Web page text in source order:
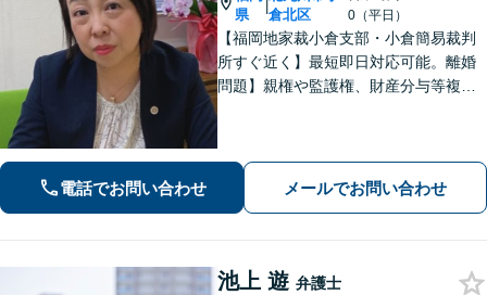
県
倉北区
0（平日）
【福岡地家裁小倉支部・小倉簡易裁判
所すぐ近く】最短即日対応可能。離婚
問題】親権や監護権、財産分与等複雑
力と交渉力を強みに円満な相続へ。
電話でお問い合わせ メールでお問い合わせ
池上 遊 弁護士